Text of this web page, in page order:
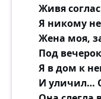
Живя
Я никому
Жена моя,
Под
Я в дом к
И уличил…